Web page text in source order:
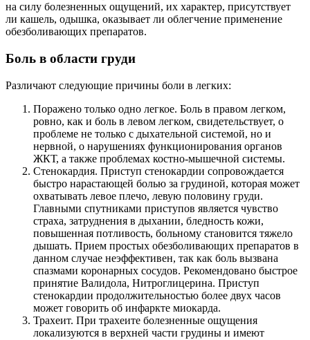
на силу болезненных ощущений, их характер, присутствует
ли кашель, одышка, оказывает ли облегчение применение
обезболивающих препаратов.
Боль в области груди
Различают следующие причины боли в легких:
Поражено только одно легкое. Боль в правом легком,
ровно, как и боль в левом легком, свидетельствует, о
проблеме не только с дыхательной системой, но и
нервной, о нарушениях функционирования органов
ЖКТ, а также проблемах костно-мышечной системы.
Стенокардия. Приступ стенокардии сопровождается
быстро нарастающей болью за грудиной, которая может
охватывать левое плечо, левую половину груди.
Главными спутниками приступов является чувство
страха, затруднения в дыхании, бледность кожи,
повышенная потливость, больному становится тяжело
дышать. Прием простых обезболивающих препаратов в
данном случае неэффективен, так как боль вызвана
спазмами коронарных сосудов. Рекомендовано быстрое
принятие Валидола, Нитроглицерина. Приступ
стенокардии продолжительностью более двух часов
может говорить об инфаркте миокарда.
Трахеит. При трахеите болезненные ощущения
локализуются в верхней части грудины и имеют